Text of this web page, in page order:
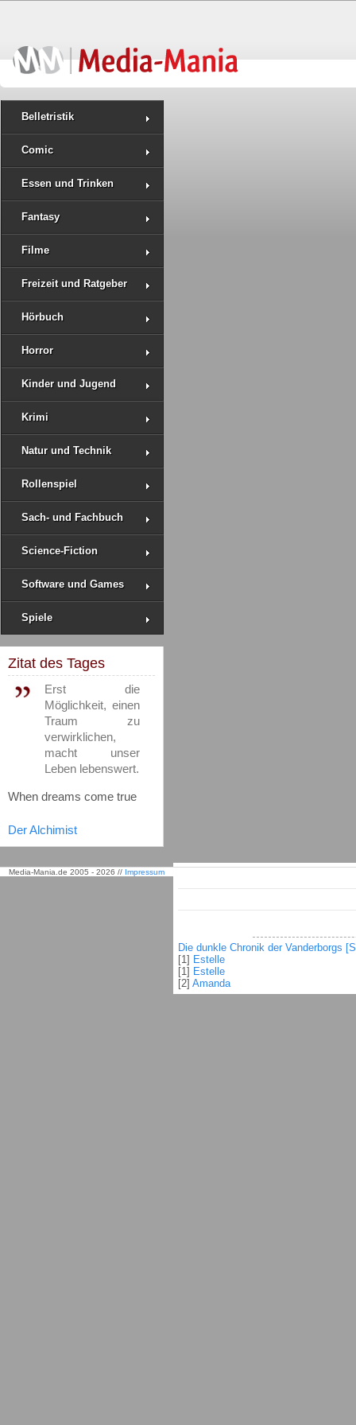
Belletristik
Comic
Essen und Trinken
Fantasy
Filme
Freizeit und Ratgeber
Hörbuch
Horror
Kinder und Jugend
Krimi
Natur und Technik
Rollenspiel
Sach- und Fachbuch
Science-Fiction
Software und Games
Spiele
Zitat des Tages
Erst die
Möglichkeit, einen
Traum zu
verwirklichen,
macht unser
Leben lebenswert.
When dreams come true
Der Alchimist
Die dunkle Chronik der Vanderborgs
[1] Estelle
[1] Estelle
[2] Amanda
Media-Mania.de 2005 - 2026 // Impressum